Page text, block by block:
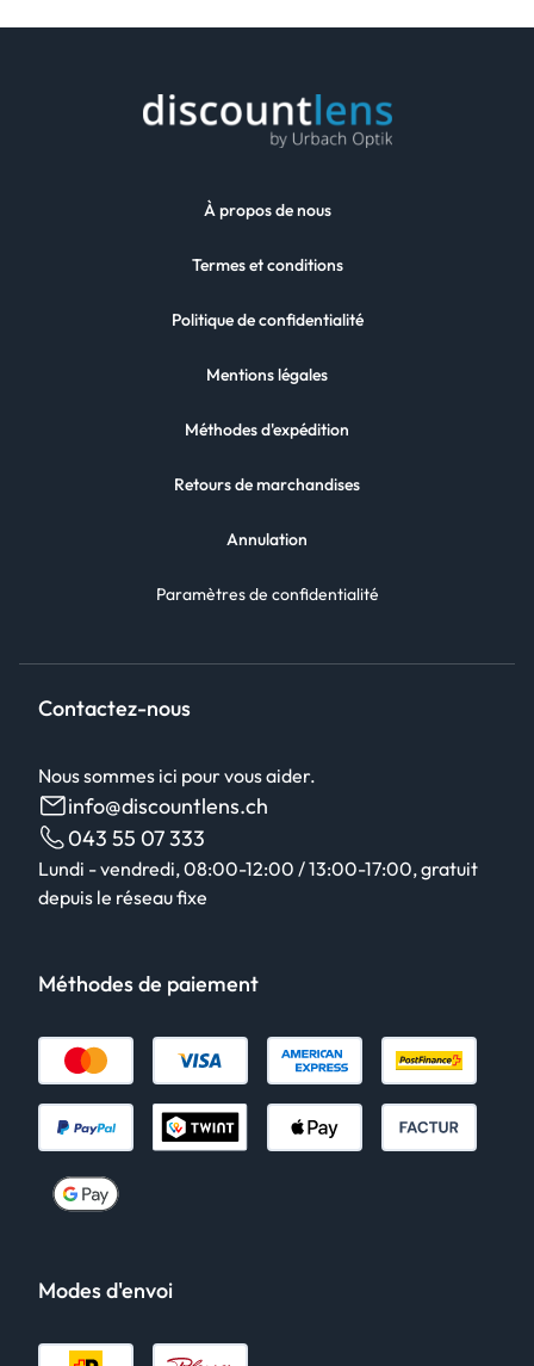
À propos de nous
Termes et conditions
Politique de confidentialité
Mentions légales
Méthodes d'expédition
Retours de marchandises
Annulation
Paramètres de confidentialité
Contactez-nous
Nous sommes ici pour vous aider.
info@discountlens.ch
043 55 07 333
Lundi - vendredi, 08:00-12:00 / 13:00-17:00, gratuit
depuis le réseau fixe
Méthodes de paiement
Modes d'envoi